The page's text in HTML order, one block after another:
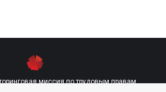
миссия по трудовым правам